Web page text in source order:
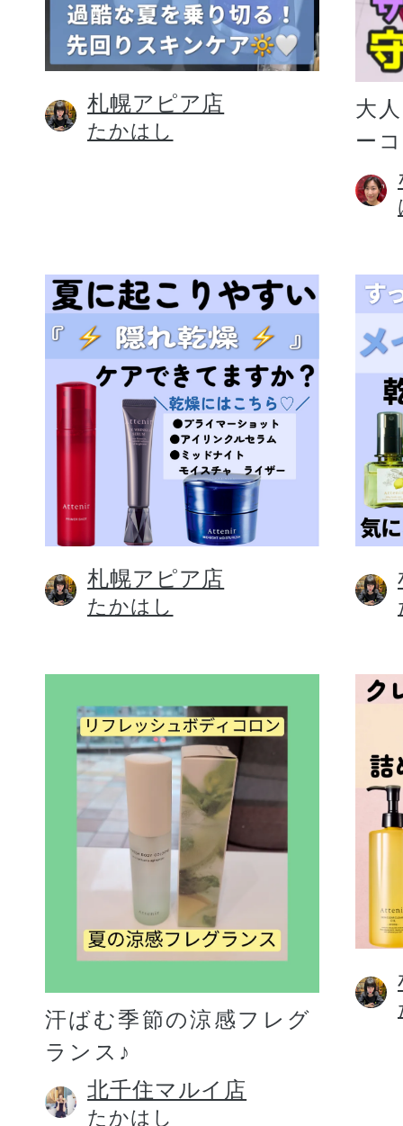
札幌アピア店
たかはし
大
ー
札幌アピア店
たかはし
汗ばむ季節の涼感フレグ
ランス♪
北千住マルイ店
たかはし